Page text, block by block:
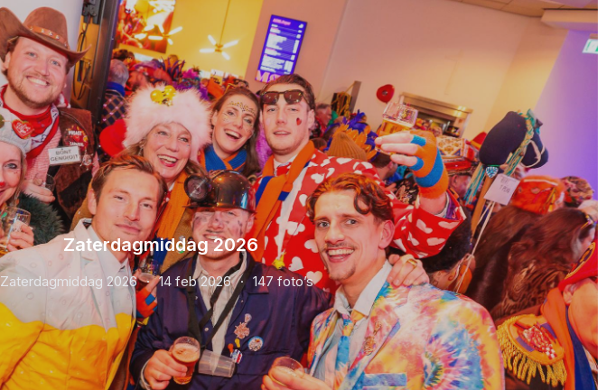
Zaterdagmiddag 2026
Zaterdagmiddag 2026 14 feb 2026 147 foto’s